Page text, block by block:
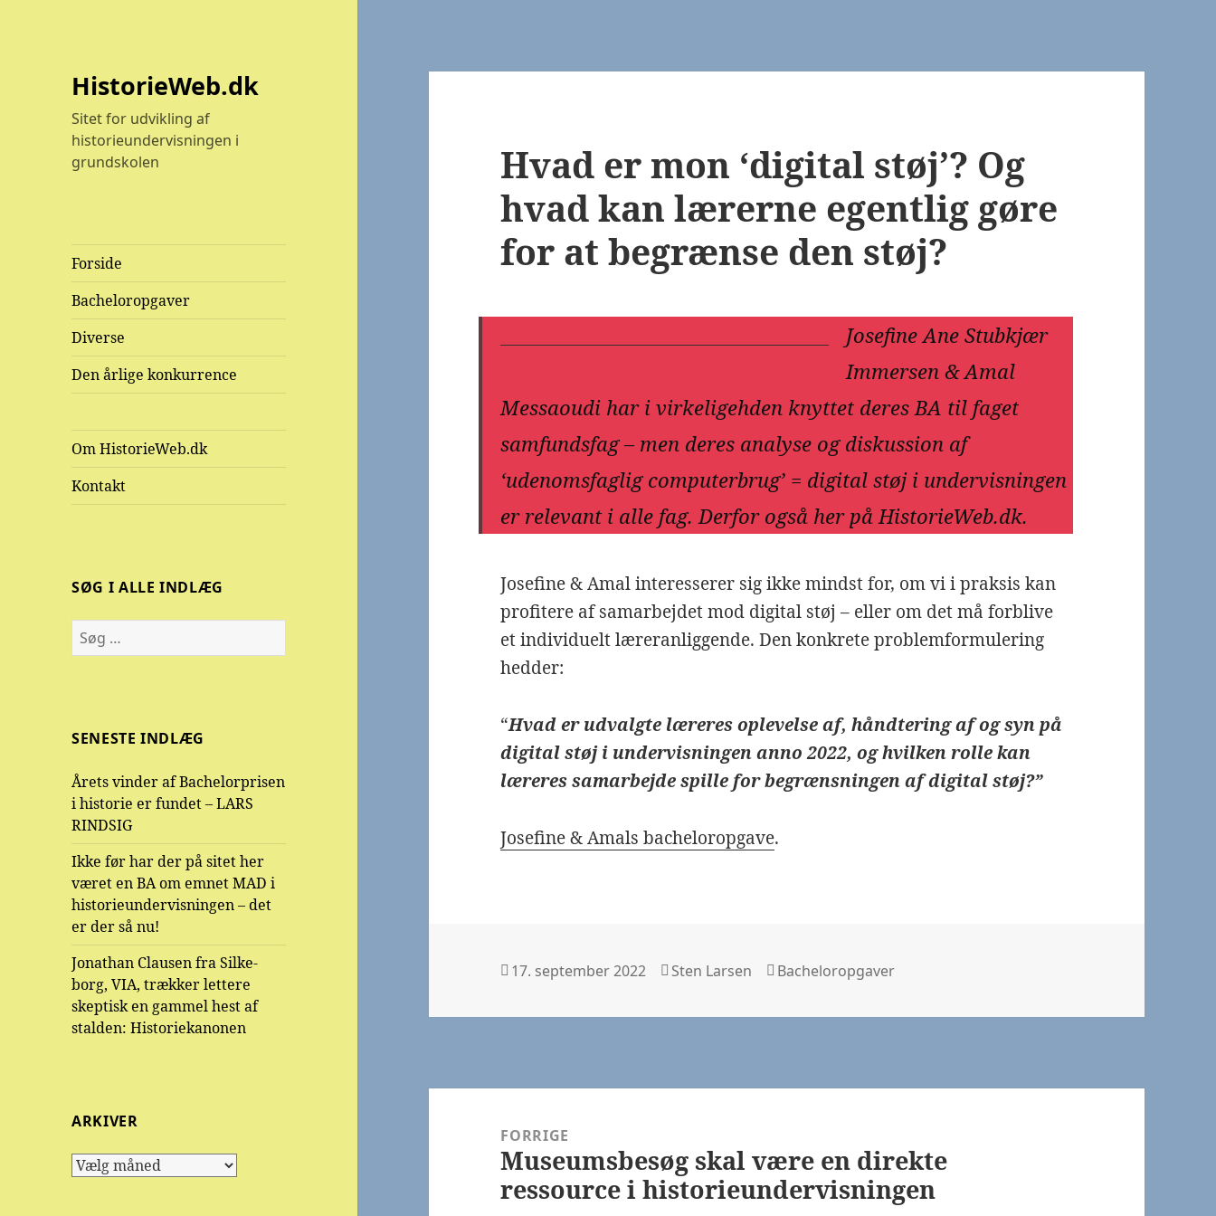
HistorieWeb.dk
Sitet for udvikling af
historieundervisningen i
grundskolen
Forside
Bacheloropgaver
Diverse
Den årlige konkurrence
Om HistorieWeb.dk
Kontakt
SØG I ALLE INDLÆG
Søg
efter:
SENESTE INDLÆG
Årets vinder af Bachelorprisen
i historie er fundet – LARS
RINDSIG
Ikke før har der på sitet her
været en BA om emnet MAD i
historieundervisningen – det
er der så nu!
Jonathan Clausen fra Silke-
borg, VIA, trækker lettere
skeptisk en gammel hest af
stalden: Historiekanonen
ARKIVER
Arkiver
Hvad er mon ‘digital støj’? Og
hvad kan lærerne egentlig gøre
for at begrænse den støj?
Josefine Ane Stubkjær
Immersen & Amal
Messaoudi har i virkeligehden knyttet deres BA til faget
samfundsfag – men deres analyse og diskussion af
‘udenomsfaglig computerbrug’ = digital støj i undervisningen
er relevant i alle fag. Derfor også her på HistorieWeb.dk.
Josefine & Amal interesserer sig ikke mindst for, om vi i praksis kan
profitere af samarbejdet mod digital støj – eller om det må forblive
et individuelt læreranliggende. Den konkrete problemformulering
hedder:
“Hvad er udvalgte læreres oplevelse af, håndtering af og syn på
digital støj i undervisningen anno 2022, og hvilken rolle kan
læreres samarbejde spille for begrænsningen af digital støj?”
Josefine & Amals bacheloropgave.
Udgivet
17. september 2022 Forfatter
Sten Larsen Kategorier
Bacheloropgaver
FORRIGE
Forrige
indlæg:
Museumsbesøg skal være en direkte
ressource i historieundervisningen